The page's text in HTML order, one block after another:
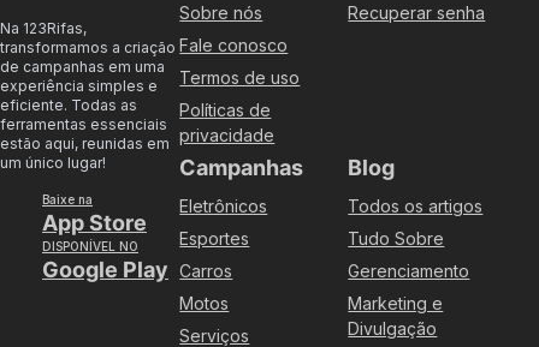
Na 123Rifas,
transformamos a criação
de campanhas em uma
experiência simples e
eficiente. Todas as
ferramentas essenciais
estão aqui, reunidas em
um único lugar!
Baixe na
App Store
DISPONÍVEL NO
Google Play
Sobre nós
Fale conosco
Termos de uso
Políticas de
privacidade
Recuperar senha
Campanhas
Eletrônicos
Esportes
Carros
Motos
Serviços
Blog
Todos os artigos
Tudo Sobre
Gerenciamento
Marketing e
Divulgação